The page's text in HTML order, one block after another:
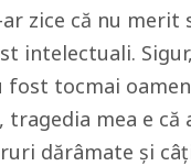
zice că nu merit
intelectuali.
fost tocmai
mea e că
dărâmate și